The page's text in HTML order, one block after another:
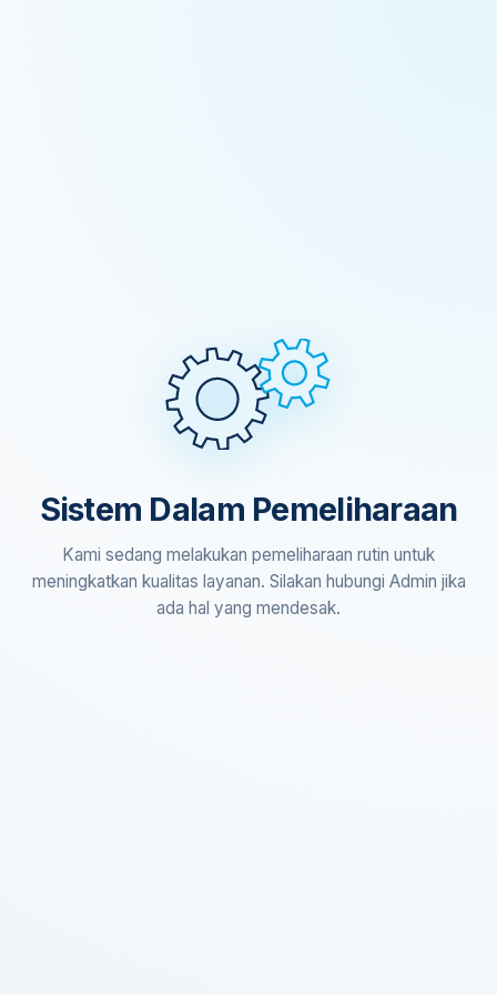
Sistem Dalam Pemeliharaan
Kami sedang melakukan pemeliharaan rutin untuk
meningkatkan kualitas layanan. Silakan hubungi Admin jika
ada hal yang mendesak.